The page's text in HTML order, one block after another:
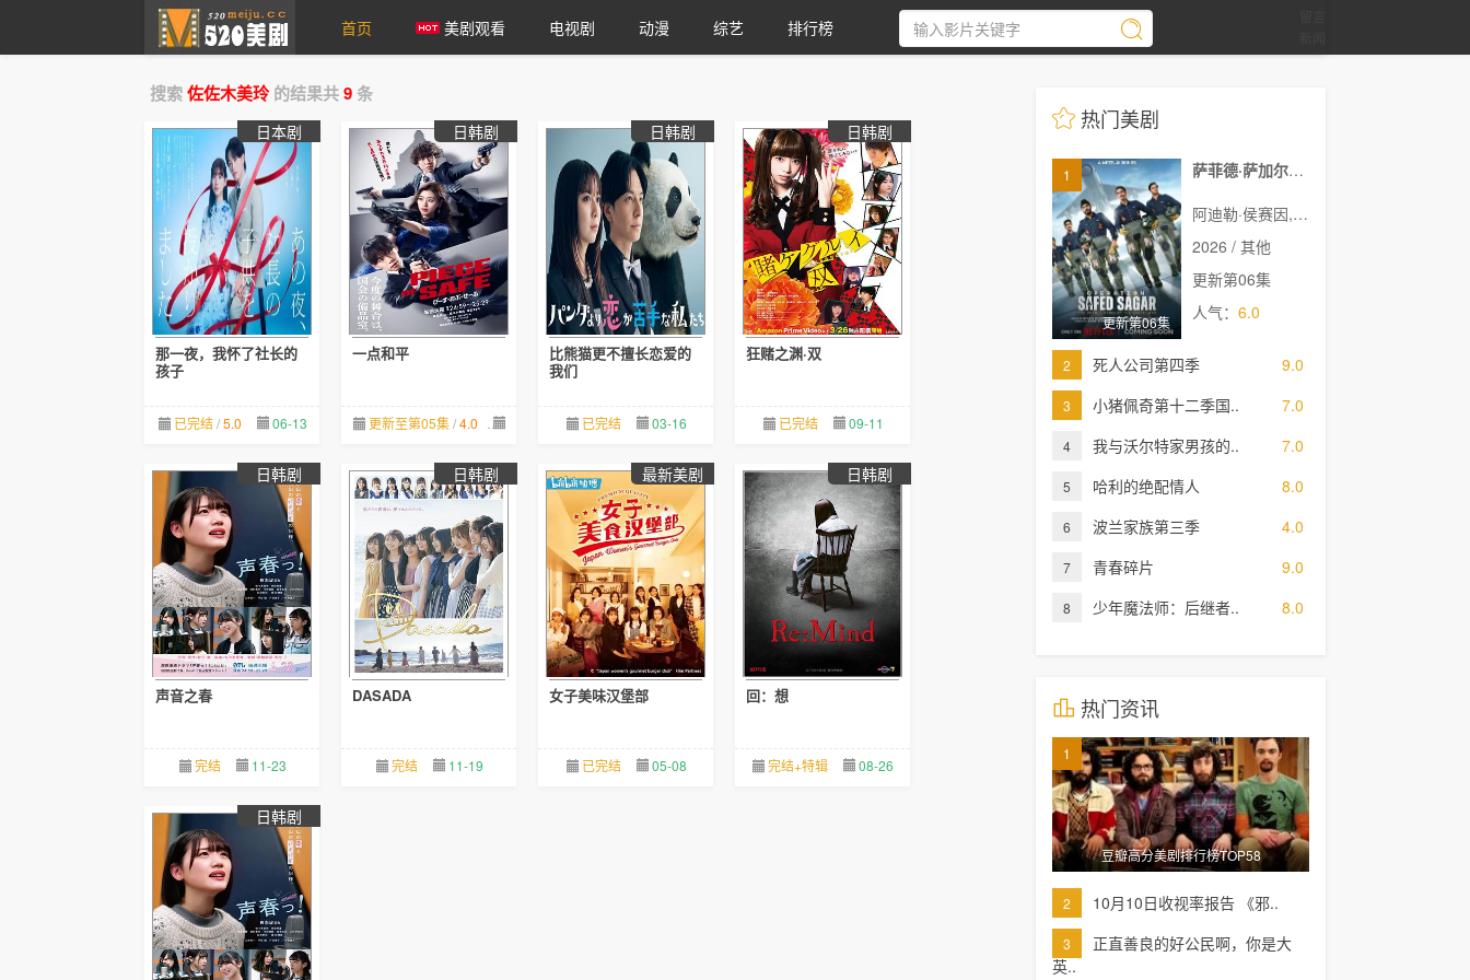
首页 美剧观看 电视剧 动漫 综艺 排行榜
搜索佐佐木美玲的结果共9 条
日本剧
那一夜，我怀了社长的
孩子
已完结/5.0 06-13
日韩剧
一点和平
更新至第05集/4.0
日韩剧
比熊猫更不擅长恋爱的
我们
已完结 03-16
日韩剧
狂赌之渊·双
已完结 09-11
日韩剧
声音之春
完结 11-23
日韩剧
DASADA
完结 11-19
最新美剧
女子美味汉堡部
已完结 05-08
日韩剧
回：想
完结+特辑 08-26
日韩剧
热门美剧
更新第06集
1
萨菲德·萨加尔行动
阿迪勒·侯赛因,阿赫梅德·坎,悉塔尔特,吉米·舍尔吉勒,维奈·帕塔克,Ashok·Mehta,马努·里希·查达,马克·班宁顿,莫汉·卡普尔,R·巴克提·克莱因,丹尼斯·侯赛因,普拉加克塔·科利,Edward·Sonnenblick,Dia·Mirza,阿比·维尔马,米希尔·阿胡贾,Masoom·Mumtaz·Khan,Taaruk·Raina,阿姆丽塔·巴格琪,Arnav·Bhasin,Anupa
2026 / 其他
更新第06集
人气： 6.0
2 死人公司第四季 9.0
3 小猪佩奇第十二季国.. 7.0
4 我与沃尔特家男孩的.. 7.0
5 哈利的绝配情人 8.0
6 波兰家族第三季 4.0
7 青春碎片 9.0
8 少年魔法师：后继者.. 8.0
热门资讯
豆瓣高分美剧排行榜TOP58
1
2 10月10日收视率报告 《邪..
3
正直善良的好公民啊，你是大
英..